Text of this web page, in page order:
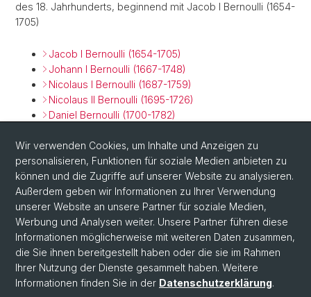
des 18. Jahrhunderts, beginnend mit Jacob I Bernoulli (1654-
1705)
Jacob I Bernoulli (1654-1705)
Johann I Bernoulli (1667-1748)
Nicolaus I Bernoulli (1687-1759)
Nicolaus II Bernoulli (1695-1726)
Daniel Bernoulli (1700-1782)
Johann III Bernoulli (1744-1807)
Jacob II Bernoulli (1759-1789)
Jacob Hermann (1678-1733)
Leonhard Euler (1709-1783)
Johann Albrecht Euler (1734-1800)
Nicolaus Fuss (1755-1825)
Wir verwenden Cookies, um Inhalte und Anzeigen zu
personalisieren, Funktionen für soziale Medien anbieten zu
können und die Zugriffe auf unserer Website zu analysieren.
Außerdem geben wir Informationen zu Ihrer Verwendung
unserer Website an unsere Partner für soziale Medien,
Werbung und Analysen weiter. Unsere Partner führen diese
Informationen möglicherweise mit weiteren Daten zusammen,
die Sie ihnen bereitgestellt haben oder die sie im Rahmen
Ihrer Nutzung der Dienste gesammelt haben. Weitere
Informationen finden Sie in der Datenschutzerklärung.